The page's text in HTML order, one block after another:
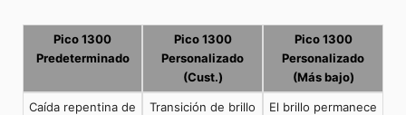
Pico 1300
Predeterminado
Pico 1300
Personalizado
(Cust.)
Pico 1300
Personalizado
(Más bajo)
Caída repentina de
Transición de brillo
El brillo permanece